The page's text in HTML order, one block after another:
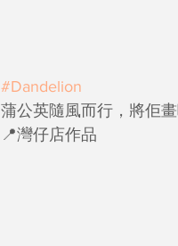
#Dandelion
蒲公英隨風而行，將佢
📍灣仔店作品